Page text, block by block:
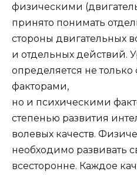
физическими
принято понимать
стороны двигательных
и отдельных действий.
определяется не
факторами,
но и психическими
степенью развития
волевых качеств.
необходимо развивать
всесторонне. Каждое